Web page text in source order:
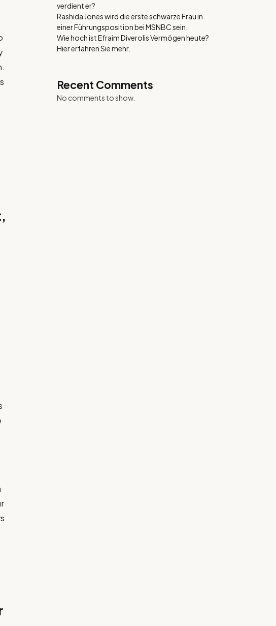
verdient er?
Rashida Jones wird die erste schwarze Frau in
einer Führungsposition bei MSNBC sein.
Wie hoch ist Efraim Diverolis Vermögen heute?
Hier erfahren Sie mehr.
Recent Comments
No comments to show.